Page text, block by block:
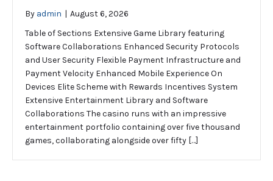
By admin | August 6, 2026
Table of Sections Extensive Game Library featuring
Software Collaborations Enhanced Security Protocols
and User Security Flexible Payment Infrastructure and
Payment Velocity Enhanced Mobile Experience On
Devices Elite Scheme with Rewards Incentives System
Extensive Entertainment Library and Software
Collaborations The casino runs with an impressive
entertainment portfolio containing over five thousand
games, collaborating alongside over fifty […]